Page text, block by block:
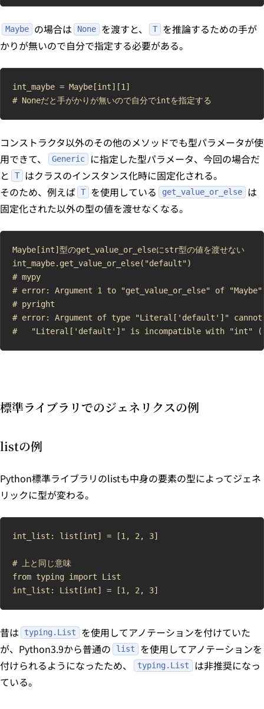
Maybe の場合は None を渡すと、 T
を推論するための手が
かりが無いので自分で指定する必要がある。
int_maybe = Maybe[int][1]
コンストラクタ以外のその他のメソッドでも型パラメータが使
用できて、
Generic
に指定した型パラメータ、今回の場合だ
と
T
はクラスのインスタンス化時に固定化される。
そのため、例えば T を使用している get_value_or_else
は
固定化された以外の型の値を渡せなくなる。
Maybe[int]型のget_value_or_elseにstr型の値を渡せない
int_maybe.get_value_or_else("default")
# mypy
# error: Argument 1 to "get_value_or_else" of
# pyright
# error: Argument of type "Literal['default']"
標準ライブラリでのジェネリクスの例
listの例
Python標準ライブラリのlistも中身の要素の型によってジェネ
リックに型が変わる。
int_list: list[int] = [1, 2, 3]
# 上と同じ意味
from typing import List
昔は typing.List
を使用してアノテーションを付けていた
が、Python3.9から普通の
list
を使用してアノテーションを
付けられるようになったため、
typing.List
は非推奨になっ
ている。